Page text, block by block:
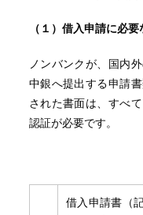
（１）借入申請に必
ノンバンクが、国内
中銀へ提出する申請
された書面は、すべ
認証が必要です。
借入申請書（